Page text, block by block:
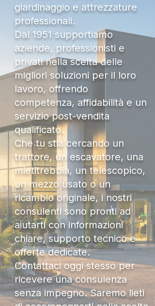
giardinaggio e attrezzature
professionali.
Dal 1951 supportiamo
aziende, professionisti e
privati nella scelta delle
migliori soluzioni per il loro
lavoro, offrendo
competenza, affidabilità e un
servizio post-vendita
qualificato.
Che tu stia cercando un
trattore, un escavatore, una
mietitrebbia, un telescopico,
un mezzo usato o un
ricambio originale, i nostri
consulenti sono pronti ad
aiutarti con informazioni
chiare, supporto tecnico e
offerte dedicate.
Contattaci oggi stesso per
ricevere una consulenza
senza impegno. Saremo lieti